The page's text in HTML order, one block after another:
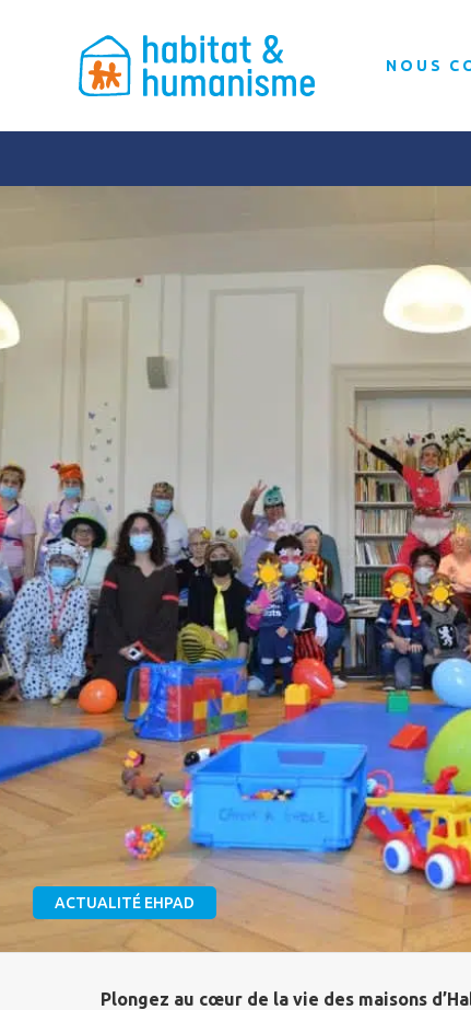
NOUS
ACTUALITÉ EHPAD
Plongez au cœur de la vie des maisons